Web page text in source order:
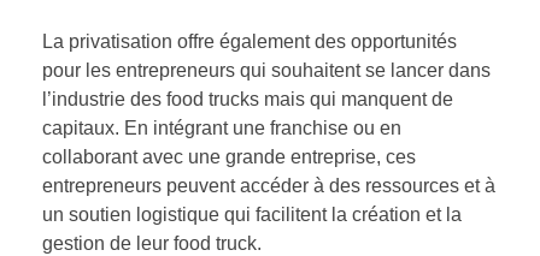
La privatisation offre également des opportunités
pour les entrepreneurs qui souhaitent se lancer dans
l’industrie des food trucks mais qui manquent de
capitaux. En intégrant une franchise ou en
collaborant avec une grande entreprise, ces
entrepreneurs peuvent accéder à des ressources et à
un soutien logistique qui facilitent la création et la
gestion de leur food truck.